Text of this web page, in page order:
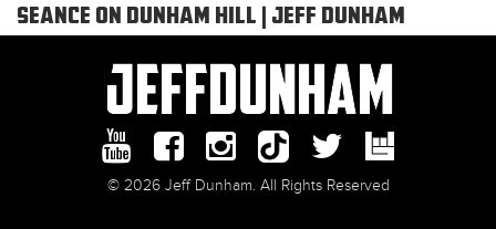
SEANCE ON DUNHAM HILL | JEFF DUNHAM
© 2026 Jeff Dunham. All Rights Reserved